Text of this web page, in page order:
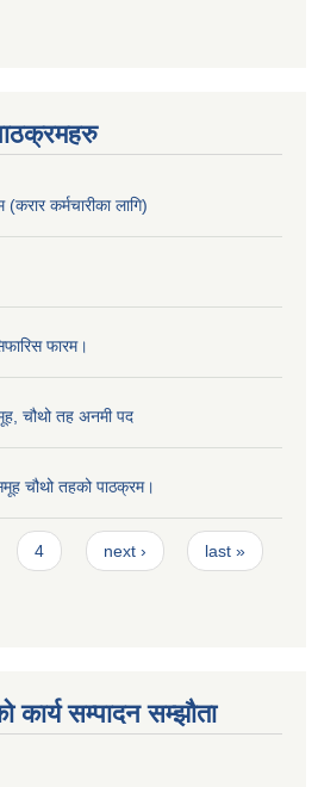
कर्मचारीका लागि)
फारम।
चौथो तह अनमी पद
चौथो तहको पाठक्रम।
4 next › last »
कार्य सम्पादन सम्झौता